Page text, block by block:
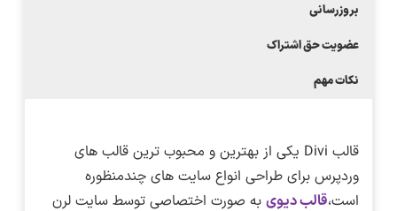
بروزرسانی
عضویت حق اشتراک
نکات مهم
قالب Divi یکی از بهترین و محبوب ترین قالب های
وردپرس برای طراحی انواع سایت های چندمنظوره
است،قالب دیوی به صورت اختصاصی توسط سایت لرن